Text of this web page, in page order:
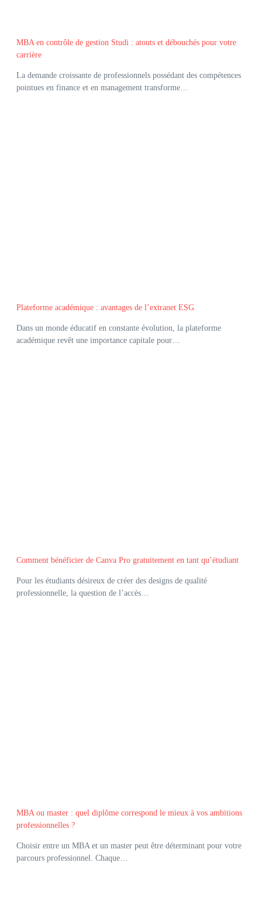
MBA en contrôle de gestion Studi : atouts et débouchés pour votre
carrière
La demande croissante de professionnels possédant des compétences
pointues en finance et en management transforme…
Plateforme académique : avantages de l’extranet ESG
Dans un monde éducatif en constante évolution, la plateforme
académique revêt une importance capitale pour…
Comment bénéficier de Canva Pro gratuitement en tant qu’étudiant
Pour les étudiants désireux de créer des designs de qualité
professionnelle, la question de l’accès…
MBA ou master : quel diplôme correspond le mieux à vos ambitions
professionnelles ?
Choisir entre un MBA et un master peut être déterminant pour votre
parcours professionnel. Chaque…